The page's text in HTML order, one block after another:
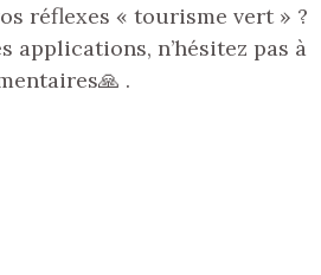
réflexes « tourisme vert » ?
applications, n’hésitez pas à
.